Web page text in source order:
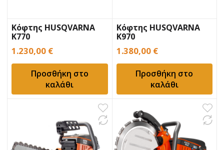
Κόφτης HUSQVARNA
K770
1.230,00 €
Προσθήκη στο
καλάθι
Κόφτης HUSQVARNA
K970
1.380,00 €
Προσθήκη στο
καλάθι